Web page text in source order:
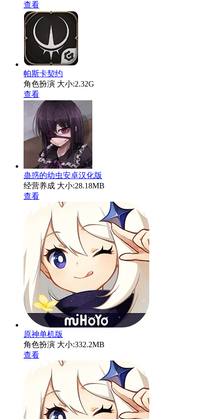
查看
帕斯卡契约
角色扮演 大小:2.32G
查看
蛊惑的幼虫安卓汉化版
经营养成 大小:28.18MB
查看
原神单机版
角色扮演 大小:332.2MB
查看